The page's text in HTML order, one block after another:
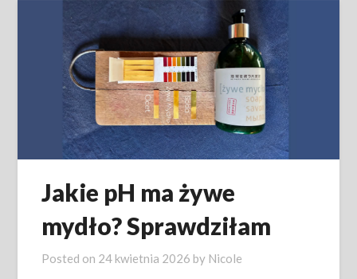
Jakie pH ma żywe
mydło? Sprawdziłam
Posted on 24 kwietnia 2026 by Nicole